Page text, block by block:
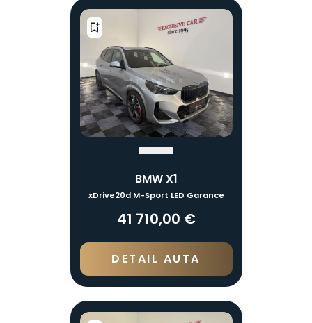
BMW X1
xDrive20d M-Sport LED Garance
41 710,00 €
DETAIL AUTA